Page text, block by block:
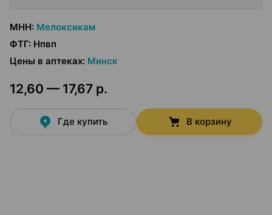
МНН: Мелоксикам
ФТГ: Нпвп
Цены в аптеках: Минск
12,60 — 17,67 р.
Где купить В корзину